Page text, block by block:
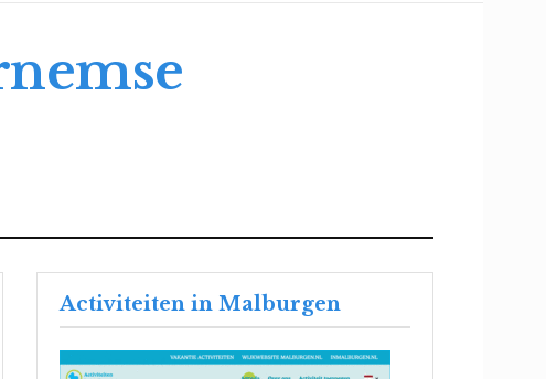
Activiteiten in Malburgen